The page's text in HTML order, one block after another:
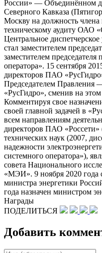
России» — Объединённом
Северного Кавказа
Москву на должность члена
техническому аудиту ОАО
Центральное
стал заместителем
заместителем
оператора». 15 сентября
директоров ПАО
Председателем Правления
«РусГидро», сменив на
Комментируя свое
своей главной задачей в
всем направлениям
директоров ПАО
технических наук (2007,
надежности
системного оператора»),
совета Национального
«МЭИ». 9 ноября 2020 года
министра энергетики
года назначен министром
Награды
ПОДЕЛИТЬСЯ
Добавить